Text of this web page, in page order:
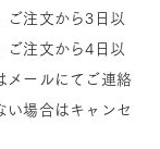
ご注文から3日以
ご注文から4日以
メールにてご連絡
い場合はキャンセ